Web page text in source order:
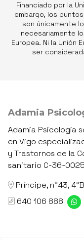
Financiado por la
embargo, los
son únicamente
necesariamente
Europea. Ni la Unión
ser
Adamia
Adamia Psicología
en Vigo
y Trastornos de la
sanitario C-36-
Príncipe, n°43,
640 106 888